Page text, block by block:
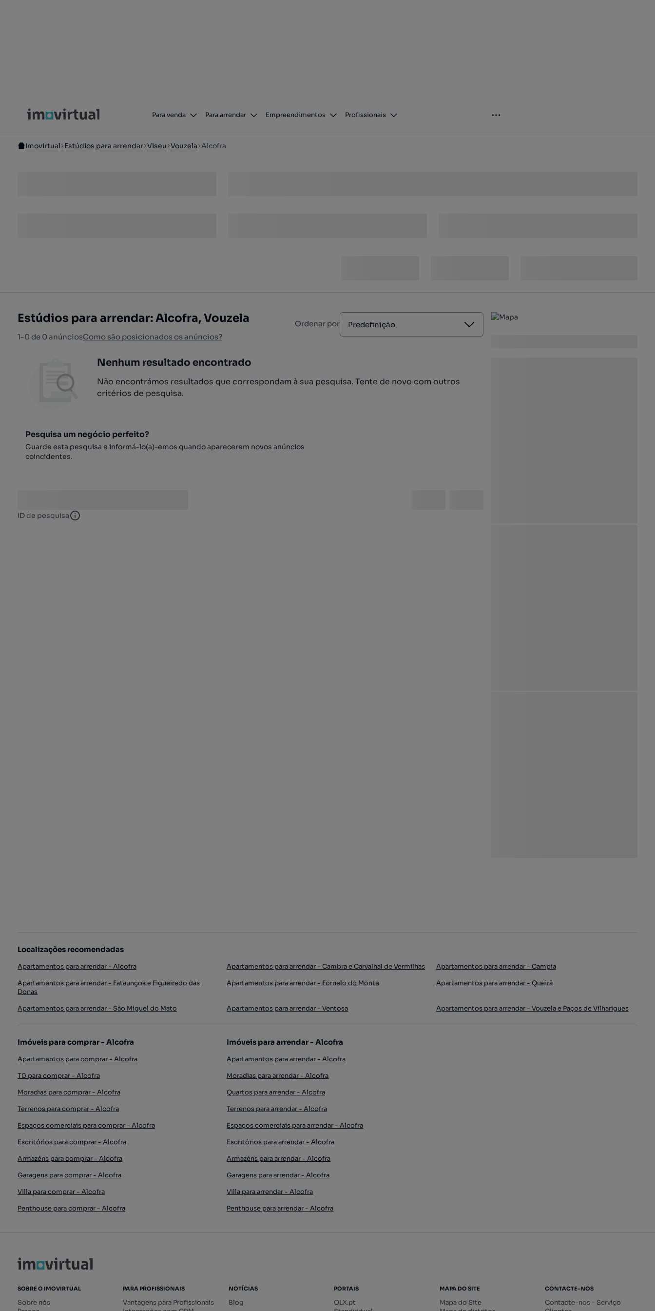
Para venda Para arrendar Empreendimentos Profissionais
Imovirtual Estúdios para arrendar Viseu Vouzela Alcofra
Estúdios para arrendar: Alcofra, Vouzela
1-0 de 0 anúnciosComo são posicionados os anúncios?
Ordenar por Predefinição
Nenhum resultado encontrado
Não encontrámos resultados que correspondam à sua pesquisa. Tente de novo com outros
critérios de pesquisa.
Pesquisa um negócio perfeito?
Guarde esta pesquisa e informá-lo(a)-emos quando aparecerem novos anúncios
coincidentes.
ID de pesquisa ID de pesquisa
Localizações recomendadas
Apartamentos para arrendar - Alcofra Apartamentos para arrendar - Cambra e Carvalhal de Vermilhas
Apartamentos para arrendar - Campia
Apartamentos para arrendar - Fataunços e Figueiredo das
Donas
Apartamentos para arrendar - Fornelo do Monte Apartamentos para arrendar - Queirã
Apartamentos para arrendar - São Miguel do Mato Apartamentos para arrendar - Ventosa Apartamentos para arrendar - Vouzela e Paços de Vilharigues
Imóveis para comprar - Alcofra
Apartamentos para comprar - Alcofra
T0 para comprar - Alcofra
Moradias para comprar - Alcofra
Terrenos para comprar - Alcofra
Espaços comerciais para comprar - Alcofra
Escritórios para comprar - Alcofra
Armazéns para comprar - Alcofra
Garagens para comprar - Alcofra
Villa para comprar - Alcofra
Penthouse para comprar - Alcofra
Imóveis para arrendar - Alcofra
Apartamentos para arrendar - Alcofra
Moradias para arrendar - Alcofra
Quartos para arrendar - Alcofra
Terrenos para arrendar - Alcofra
Espaços comerciais para arrendar - Alcofra
Escritórios para arrendar - Alcofra
Armazéns para arrendar - Alcofra
Garagens para arrendar - Alcofra
Villa para arrendar - Alcofra
Penthouse para arrendar - Alcofra
SOBRE O IMOVIRTUAL
Sobre nós
PARA PROFISSIONAIS
Vantagens para Profissionais
NOTÍCIAS
Blog
PORTAIS
OLX.pt
MAPA DO SITE
Mapa do Site
CONTACTE-NOS
Contacte-nos - Serviço